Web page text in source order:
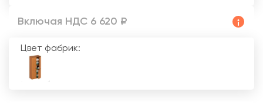
Включая НДС 6 620 ₽
Цвет фабрик: